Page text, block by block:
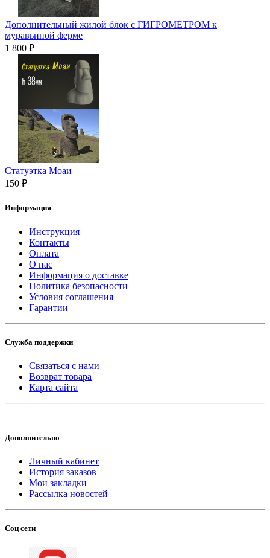
Дополнительный жилой блок с ГИГРОМЕТРОМ к
муравьиной ферме
1 800 ₽
Статуэтка Моаи
150 ₽
Информация
Инструкция
Контакты
Оплата
О нас
Информация о доставке
Политика безопасности
Условия соглашения
Гарантии
Служба поддержки
Связаться с нами
Возврат товара
Карта сайта
Дополнительно
Личный кабинет
История заказов
Мои закладки
Рассылка новостей
Соц сети